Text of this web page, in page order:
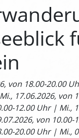
von 18.00-20.00
17.06.2026, von
12.00 Uhr | Mi.,
von 10.00-
20.00 Uhr | Mi.,